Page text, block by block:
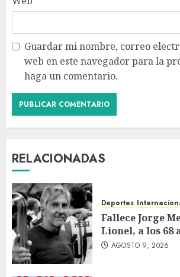
Guardar mi nombre, correo
web en este navegador para la
haga un comentario.
RELACIONADAS
Deportes
Fallece Jorge
Lionel, a los 68
AGOSTO 9, 2026